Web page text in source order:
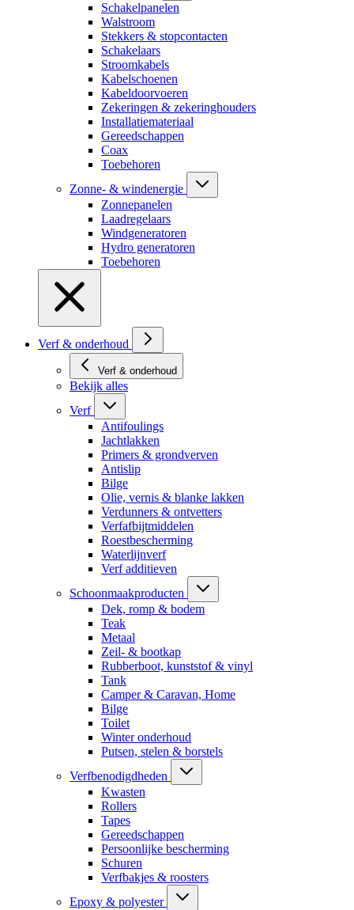
Schakelpanelen
Walstroom
Stekkers & stopcontacten
Schakelaars
Stroomkabels
Kabelschoenen
Kabeldoorvoeren
Zekeringen & zekeringhouders
Installatiemateriaal
Gereedschappen
Coax
Toebehoren
Zonne- & windenergie
Zonnepanelen
Laadregelaars
Windgeneratoren
Hydro generatoren
Toebehoren
Verf & onderhoud
Verf & onderhoud
Bekijk alles
Verf
Antifoulings
Jachtlakken
Primers & grondverven
Antislip
Bilge
Olie, vernis & blanke lakken
Verdunners & ontvetters
Verfafbijtmiddelen
Roestbescherming
Waterlijnverf
Verf additieven
Schoonmaakproducten
Dek, romp & bodem
Teak
Metaal
Zeil- & bootkap
Rubberboot, kunststof & vinyl
Tank
Camper & Caravan, Home
Bilge
Toilet
Winter onderhoud
Putsen, stelen & borstels
Verfbenodigdheden
Kwasten
Rollers
Tapes
Gereedschappen
Persoonlijke bescherming
Schuren
Verfbakjes & roosters
Epoxy & polyester